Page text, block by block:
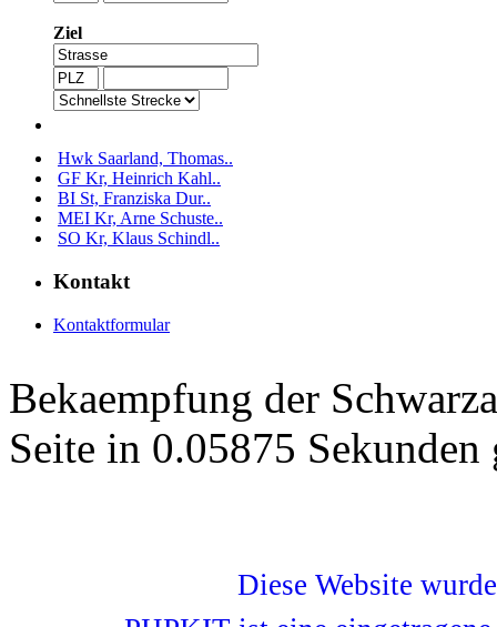
Ziel
Hwk Saarland, Thomas..
GF Kr, Heinrich Kahl..
BI St, Franziska Dur..
MEI Kr, Arne Schuste..
SO Kr, Klaus Schindl..
Kontakt
Kontaktformular
Bekaempfung der
Seite in 0.05875 Sekunden
Diese Website